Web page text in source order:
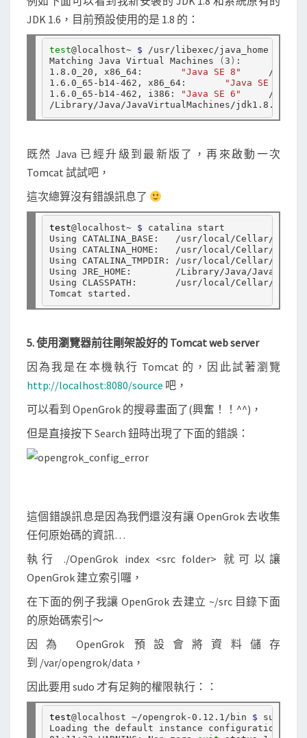
JDK 1.6，目前預設使用的是 1.8 的：
test@localhost~ $ /usr/libexec/java_home -V
Matching Java Virtual Machines
( 3 ) :
"Java SE 8"
"Java SE 6"
"Java SE 6"
既然 Java 已經升級到最新版了，再來啟動一次
Tomcat 試試吧，
這次總算沒有錯誤訊息了
test@localhost~ $ catalina start
Using CATALINA_BASE:   /usr/local/Cellar/
Using CATALINA_HOME:   /usr/local/Cellar/
Using CATALINA_TMPDIR: /usr/local/Cellar/
Using JRE_HOME:        /Library/Java/
Using CLASSPATH:       /usr/local/Cellar/
5. 使用瀏覽器前往剛架設好的 Tomcat web server
因為我是在本機執行 Tomcat 的，因此試著瀏覽
http://localhost:8080/source 吧，
可以看到 OpenGrok 的搜尋畫面了(興奮！！^^)，
但是直接按下 Search 鈕時出現了下面的錯誤：
這個錯誤訊息是因為我們還沒有讓 OpenGrok 去收集
任何原始碼的資訊…
執行 ./OpenGrok index <src folder> 就可以讓
OpenGrok 建立索引囉，
在下面的例子我讓 OpenGrok 去建立 ~/src 目錄下面
的原始碼索引～
因為 OpenGrok 預設會將資料儲存
到 /var/opengrok/data，
因此要用 sudo 才有足夠的權限執行：：
test@localhost ~/opengrok-0.12.1/bin $ sudo
Loading the default instance configuration ...